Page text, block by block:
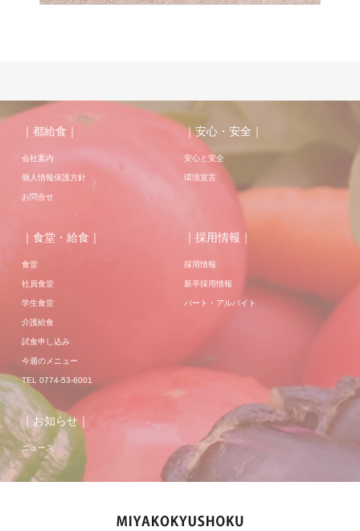
｜都給食｜
会社案内
個人情報保護方針
お問合せ
｜安心・安全｜
安心と安全
環境宣言
｜食堂・給食｜
食堂
社員食堂
学生食堂
介護給食
試食申し込み
今週のメニュー
TEL 0774-53-6001
｜採用情報｜
採用情報
新卒採用情報
パート・アルバイト
｜お知らせ｜
ニュース